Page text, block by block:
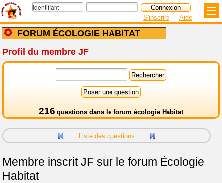
FORUM ÉCOLOGIE HABITAT
S'inscrire Aide
Profil du membre JF
216 questions dans le forum écologie Habitat
Liste des questions
Membre inscritJF sur le forum Écologie
Habitat